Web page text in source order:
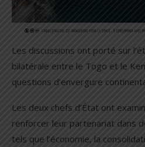
Les discussions ont porté sur
bilatérale entre le Togo et le
questions d’envergure
Les deux chefs d’État ont
renforcer leur partenariat dans
tels que l’économie, la